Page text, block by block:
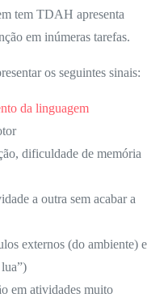
tem TDAH apresenta
em inúmeras tarefas.
os seguintes sinais:
da linguagem
dificuldade de memória
a outra sem acabar a
externos (do ambiente) e
em atividades muito